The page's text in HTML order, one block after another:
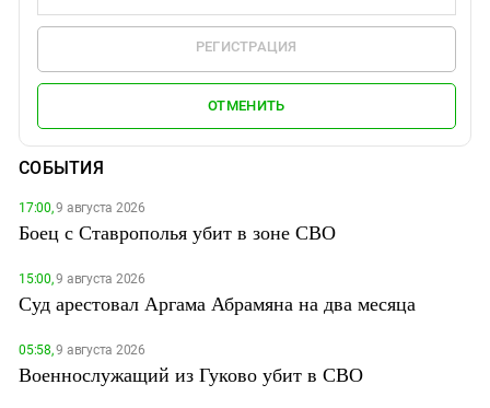
РЕГИСТРАЦИЯ
ОТМЕНИТЬ
СОБЫТИЯ
17:00,9 августа 2026
Боец с Ставрополья убит в зоне СВО
15:00,9 августа 2026
Суд арестовал Аргама Абрамяна на два месяца
05:58,9 августа 2026
Военнослужащий из Гуково убит в СВО